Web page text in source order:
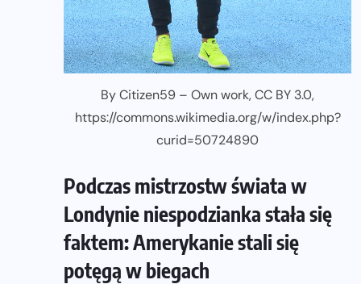
By Citizen59 – Own work, CC BY 3.0,
https://commons.wikimedia.org/w/index.php?
curid=50724890
Podczas mistrzostw świata w
Londynie niespodzianka stała się
faktem: Amerykanie stali się
potęgą w biegach